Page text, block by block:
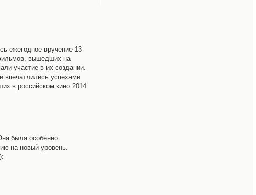
ежегодное вручение 13-
вышедших на
участие в их создании.
впечатлились успехами
в российском кино 2014
была особенно
на новый уровень.